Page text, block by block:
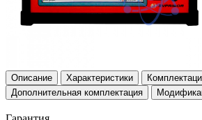
Описание Характеристики
Дополнительная комплектация